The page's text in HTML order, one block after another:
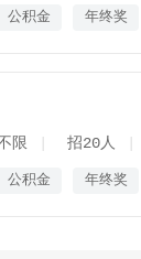
公积金 年终奖
限 招20人
公积金 年终奖